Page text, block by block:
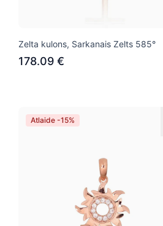
Zelta kulons, Sarkanais Zelts 585°
178.09 €
Atlaide -15%